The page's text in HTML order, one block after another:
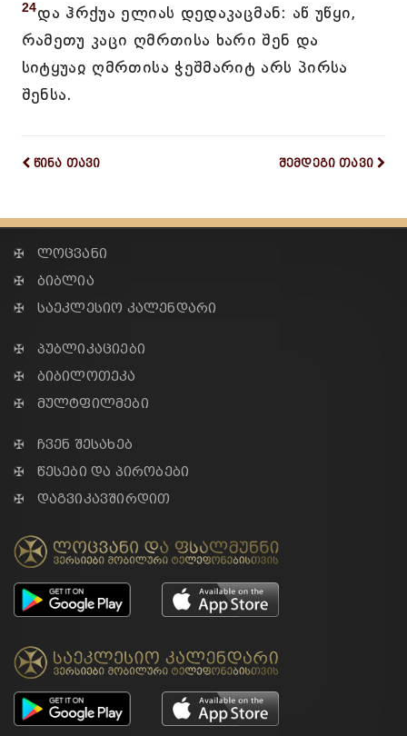
24და ჰრქუა ელიას დედაკაცმან: აწ უწყი,
რამეთუ კაცი ღმრთისა ხარი შენ და
სიტყუაჲ ღმრთისა ჭეშმარიტ არს პირსა
შენსა.
წინა თავი შემდეგი თავი
✠ ლოცვანი
✠ ბიბლია
✠ საეკლესიო კალენდარი
✠ პუბლიკაციები
✠ ბიბილოთეკა
✠ მულტფილმები
✠ ჩვენ შესახებ
✠ წესები და პირობები
✠ დაგვიკავშირდით